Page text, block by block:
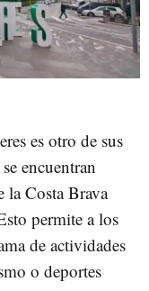
es otro de sus
encuentran
la Costa Brava
permite a los
de actividades
o deportes